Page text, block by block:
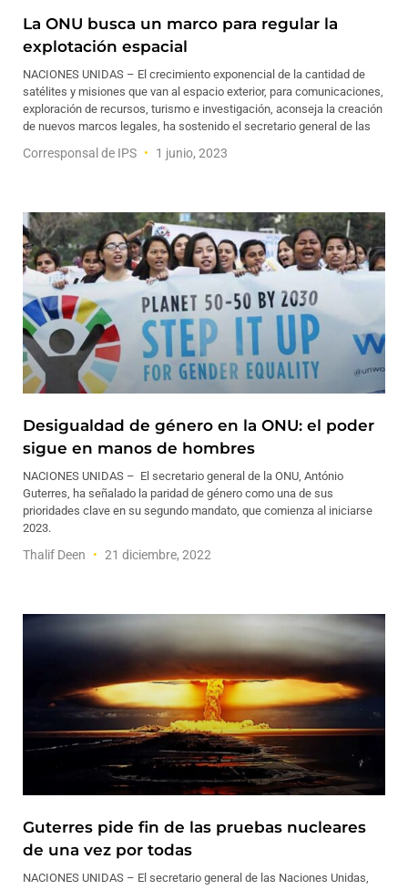
La ONU busca un marco para regular la
explotación espacial
NACIONES UNIDAS – El crecimiento exponencial de la cantidad de
satélites y misiones que van al espacio exterior, para comunicaciones,
exploración de recursos, turismo e investigación, aconseja la creación
de nuevos marcos legales, ha sostenido el secretario general de las
Corresponsal de IPS 1 junio, 2023
Desigualdad de género en la ONU: el poder
sigue en manos de hombres
NACIONES UNIDAS – El secretario general de la ONU, António
Guterres, ha señalado la paridad de género como una de sus
prioridades clave en su segundo mandato, que comienza al iniciarse
2023.
Thalif Deen 21 diciembre, 2022
Guterres pide fin de las pruebas nucleares
de una vez por todas
NACIONES UNIDAS – El secretario general de las Naciones Unidas,